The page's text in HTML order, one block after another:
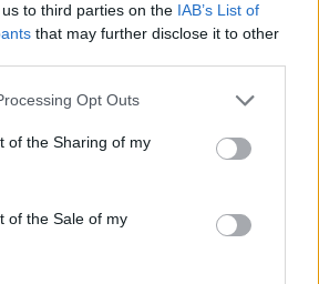
to third parties on the IAB’s List of
that may further disclose it to other
Opt Outs
of the Sharing of my
of the Sale of my
- VILLARREAL
3-4-2-1:
-